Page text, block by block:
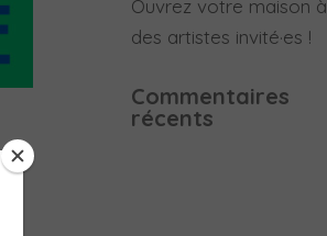
Ouvrez votre maison à
des artistes invité·es !
Commentaires
récents